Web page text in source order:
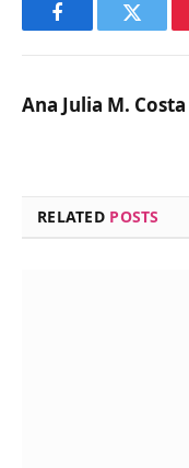
FacebookTwitter
Ana Julia M. Costa
RELATED POSTS